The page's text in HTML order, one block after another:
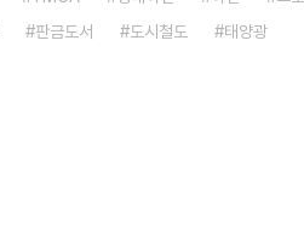
판금도서 도시철도
태양광